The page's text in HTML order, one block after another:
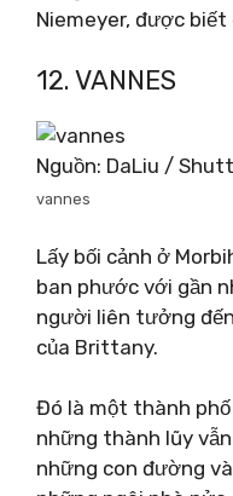
Niemeyer, được biết
12. VANNES
Nguồn: DaLiu /
vannes
Lấy bối cảnh ở
ban phước với gần
người liên tưởng
của Brittany.
Đó là một thành
những thành lũy
những con đường